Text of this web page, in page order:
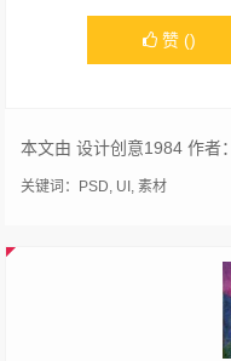
赞 ()
本文由 设计创意1984 作者：
关键词： PSD, UI ,素材